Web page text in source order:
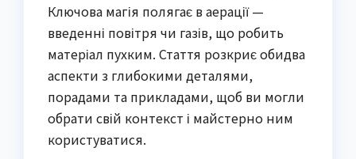
Ключова магія полягає в аерації —
введенні повітря чи газів, що робить
матеріал пухким. Стаття розкриє обидва
аспекти з глибокими деталями,
порадами та прикладами, щоб ви могли
обрати свій контекст і майстерно ним
користуватися.